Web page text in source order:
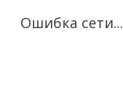
Ошибка сети...